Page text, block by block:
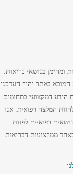
ומהימן בנושאי בריאות.
באתר יהיה העדכני
הידע המקצועי בתחומים
המלצה רפואית. אנו
רפואיים לפנות
ממקצועות הבריאות